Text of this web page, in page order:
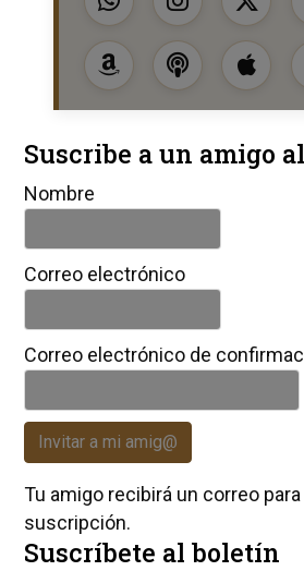
Suscribe a un amigo
Nombre
Correo electrónico
Correo electrónico de
Invitar a mi amig@
Tu amigo recibirá un correo
suscripción.
Suscríbete al boletín